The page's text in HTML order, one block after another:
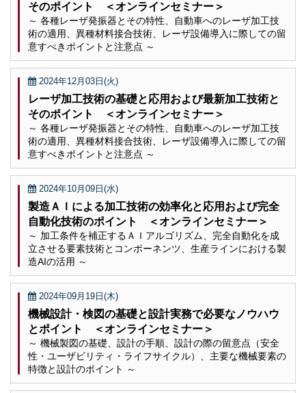
そのポイント ＜オンラインセミナー＞
～ 各種レーザ発振器とその特性、自動車へのレーザ加工技
術の適用、異種材料接合技術、レーザ設備導入に際しての留
意すべきポイントと注意点 ～
2024年12月03日(火)
レーザ加工技術の基礎と応用および最新加工技術と
そのポイント ＜オンラインセミナー＞
～ 各種レーザ発振器とその特性、自動車へのレーザ加工技
術の適用、異種材料接合技術、レーザ設備導入に際しての留
意すべきポイントと注意点 ～
2024年10月09日(水)
製造ＡＩによる加工技術の効率化と応用および完全
自動化技術のポイント ＜オンラインセミナー＞
～ 加工条件を補正するＡＩアルゴリズム、完全自動化を成
立させる要素技術とコンポーネンツ、生産ラインにおける製
造AIの活用 ～
2024年09月19日(木)
機械設計・検図の基礎と設計実務で必要なノウハウ
とポイント ＜オンラインセミナー＞
～ 機械製図の基礎、設計の手順、設計の際の留意点（安全
性・ユーザビリティ・ライフサイクル）、主要な機械要素の
特徴と設計のポイント ～